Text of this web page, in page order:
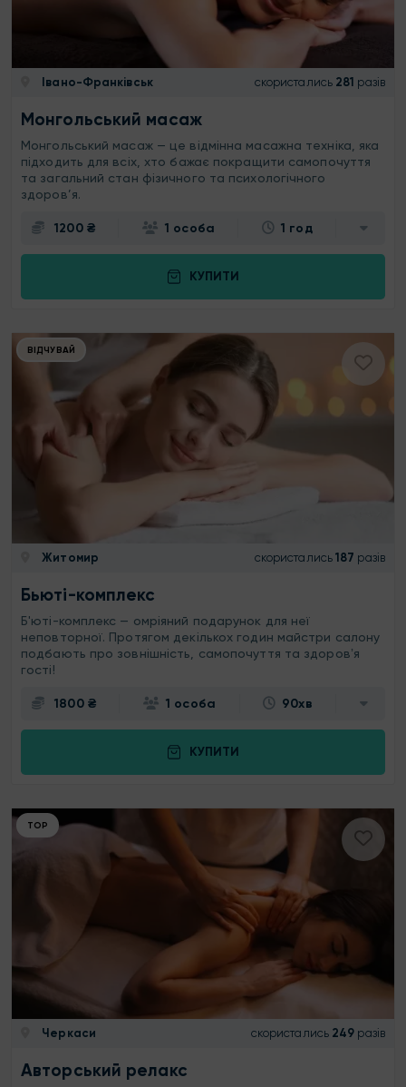
Івано-Франківськ скористались 281 разів
Монгольський масаж
Монгольський масаж — це відмінна масажна техніка, яка
підходить для всіх, хто бажає покращити самопочуття
та загальний стан фізичного та психологічного
здоров’я.
1200 ₴ 1 особа 1 год
КУПИТИ
ВІДЧУВАЙ
Житомир скористались 187 разів
Бьюті-комплекс
Б'юті-комплекс — омріяний подарунок для неї
неповторної. Протягом декількох годин майстри салону
подбають про зовнішність, самопочуття та здоровʼя
гості!
1800 ₴ 1 особа 90хв
КУПИТИ
ТОР
Черкаси скористались 249 разів
Авторський релакс